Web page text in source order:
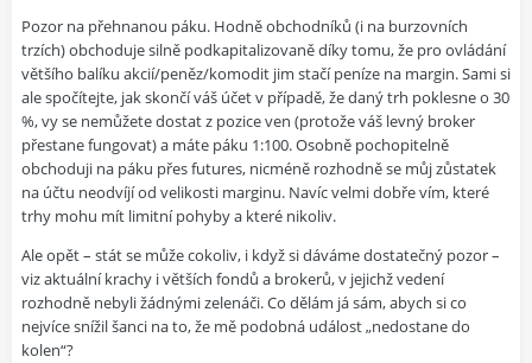
Pozor na přehnanou páku. Hodně obchodníků (i na burzovních
trzích) obchoduje silně podkapitalizovaně díky tomu, že pro ovládání
většího balíku akcií/peněz/komodit jim stačí peníze na margin. Sami si
ale spočítejte, jak skončí váš účet v případě, že daný trh poklesne o 30
%, vy se nemůžete dostat z pozice ven (protože váš levný broker
přestane fungovat) a máte páku 1:100. Osobně pochopitelně
obchoduji na páku přes futures, nicméně rozhodně se můj zůstatek
na účtu neodvíjí od velikosti marginu. Navíc velmi dobře vím, které
trhy mohu mít limitní pohyby a které nikoliv.
Ale opět – stát se může cokoliv, i když si dáváme dostatečný pozor –
viz aktuální krachy i větších fondů a brokerů, v jejichž vedení
rozhodně nebyli žádnými zelenáči. Co dělám já sám, abych si co
nejvíce snížil šanci na to, že mě podobná událost „nedostane do
kolen“?